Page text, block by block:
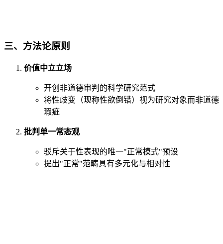
三、 方法论原则
价值中立立场
开创非道德审判的科学研究范式
将性歧变（现称性欲倒错）视为研究对象而非道德
瑕疵
批判单一常态观
驳斥关于性表现的唯一"正常模式"预设
提出"正常"范畴具有多元化与相对性